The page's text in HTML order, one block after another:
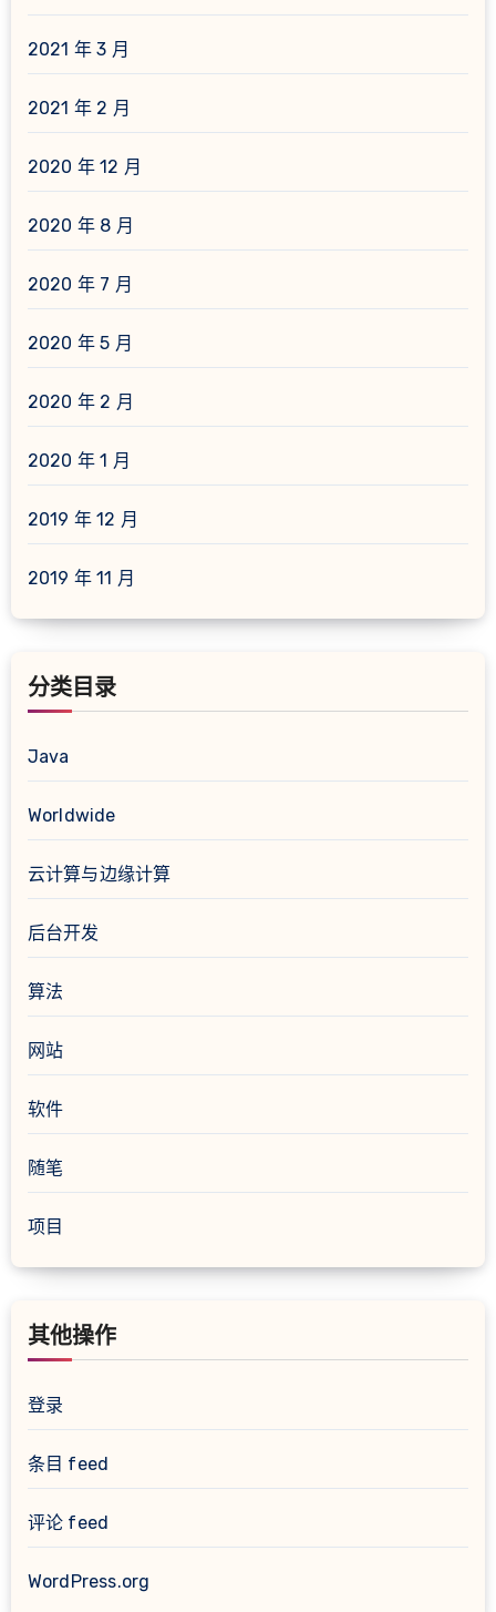
2021 年 3 月
2021 年 2 月
2020 年 12 月
2020 年 8 月
2020 年 7 月
2020 年 5 月
2020 年 2 月
2020 年 1 月
2019 年 12 月
2019 年 11 月
分类目录
Java
Worldwide
云计算与边缘计算
后台开发
算法
网站
软件
随笔
项目
其他操作
登录
条目 feed
评论 feed
WordPress.org